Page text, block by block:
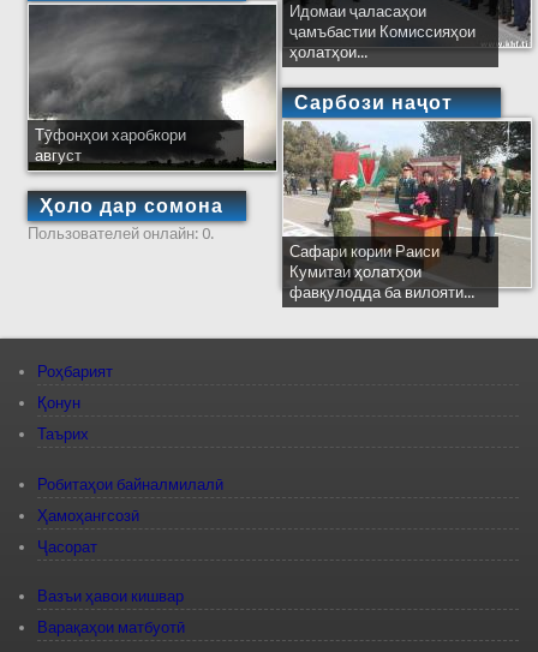
Тӯфонҳои харобкори
август
Ҳоло дар сомона
Пользователей онлайн: 0.
Идомаи ҷаласаҳои
ҷамъбастии Комиссияҳои
ҳолатҳои...
Сарбози наҷот
Сафари кории Раиси
Кумитаи ҳолатҳои
фавқулодда ба вилояти...
Роҳбарият
Қонун
Таърих
Робитаҳои байналмилалӣ
Ҳамоҳангсозӣ
Ҷасорат
Вазъи ҳавои кишвар
Варақаҳои матбуотӣ